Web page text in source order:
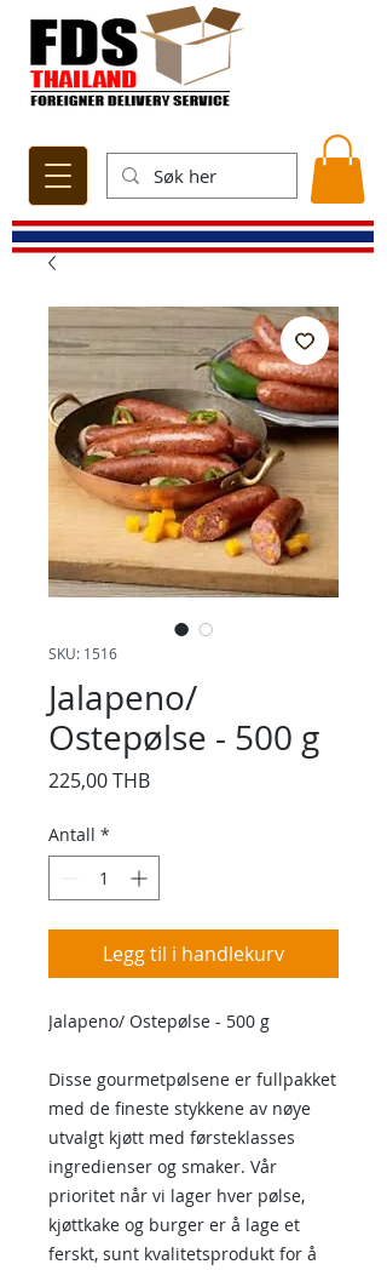
SKU: 1516
Jalapeno/
Ostepølse - 500 g
225,00 THBPris
Antall *
Legg til i handlekurv
Jalapeno/ Ostepølse - 500 g
Disse gourmetpølsene er fullpakket
med de fineste stykkene av nøye
utvalgt kjøtt med førsteklasses
ingredienser og smaker. Vår
prioritet når vi lager hver pølse,
kjøttkake og burger er å lage et
ferskt, sunt kvalitetsprodukt for å